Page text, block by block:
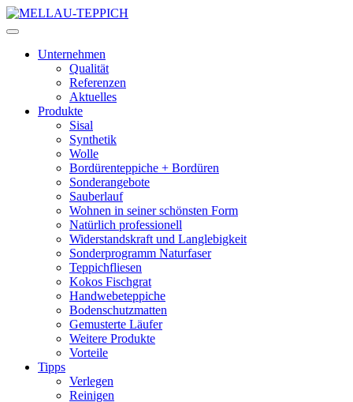
Unternehmen
Qualität
Referenzen
Aktuelles
Produkte
Sisal
Synthetik
Wolle
Bordürenteppiche + Bordüren
Sonderangebote
Sauberlauf
Wohnen in seiner schönsten Form
Natürlich professionell
Widerstandskraft und Langlebigkeit
Sonderprogramm Naturfaser
Teppichfliesen
Kokos Fischgrat
Handwebeteppiche
Bodenschutzmatten
Gemusterte Läufer
Weitere Produkte
Vorteile
Tipps
Verlegen
Reinigen